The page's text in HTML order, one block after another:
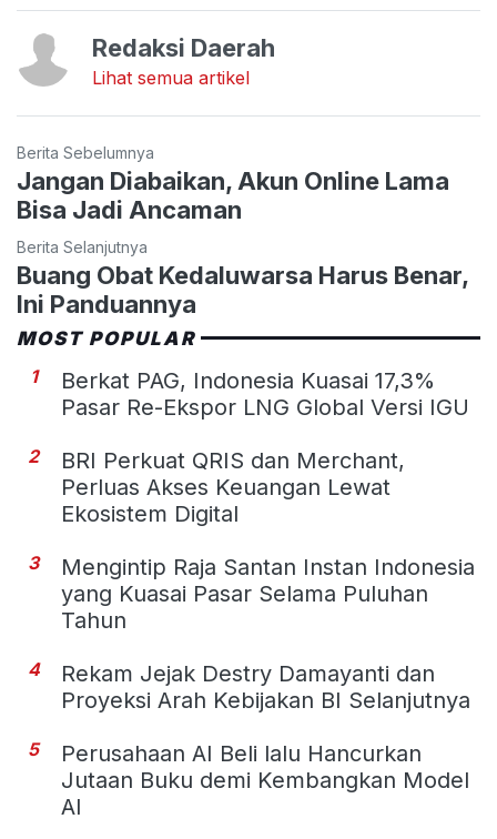
Redaksi Daerah
Lihat semua artikel
Berita Sebelumnya
Jangan Diabaikan, Akun Online Lama
Bisa Jadi Ancaman
Berita Selanjutnya
Buang Obat Kedaluwarsa Harus Benar,
Ini Panduannya
MOST POPULAR
1
Berkat PAG, Indonesia Kuasai 17,3%
Pasar Re-Ekspor LNG Global Versi IGU
2
BRI Perkuat QRIS dan Merchant,
Perluas Akses Keuangan Lewat
Ekosistem Digital
3
Mengintip Raja Santan Instan Indonesia
yang Kuasai Pasar Selama Puluhan
Tahun
4
Rekam Jejak Destry Damayanti dan
Proyeksi Arah Kebijakan BI Selanjutnya
5
Perusahaan AI Beli lalu Hancurkan
Jutaan Buku demi Kembangkan Model
AI